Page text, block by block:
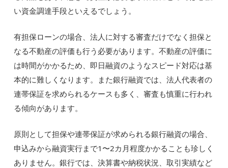
い資金調達手段といえるでしょう。
有担保ローンの場合、法人に対する審査だけでなく担保と
なる不動産の評価も行う必要があります。不動産の評価に
は時間がかかるため、即日融資のようなスピード対応は基
本的に難しくなります。また銀行融資では、法人代表者の
連帯保証を求められるケースも多く、審査も慎重に行われ
る傾向があります。
原則として担保や連帯保証が求められる銀行融資の場合、
申込みから融資実行まで1〜2カ月程度かかることも珍しく
ありません。銀行では、決算書や納税状況、取引実績など